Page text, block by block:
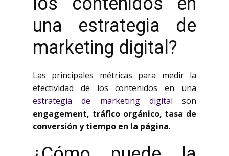
una estrategia de
marketing digital?
Las principales métricas para medir la
efectividad de los contenidos en una
estrategia de marketing digital son
engagement, tráfico orgánico, tasa de
conversión y tiempo en la página.